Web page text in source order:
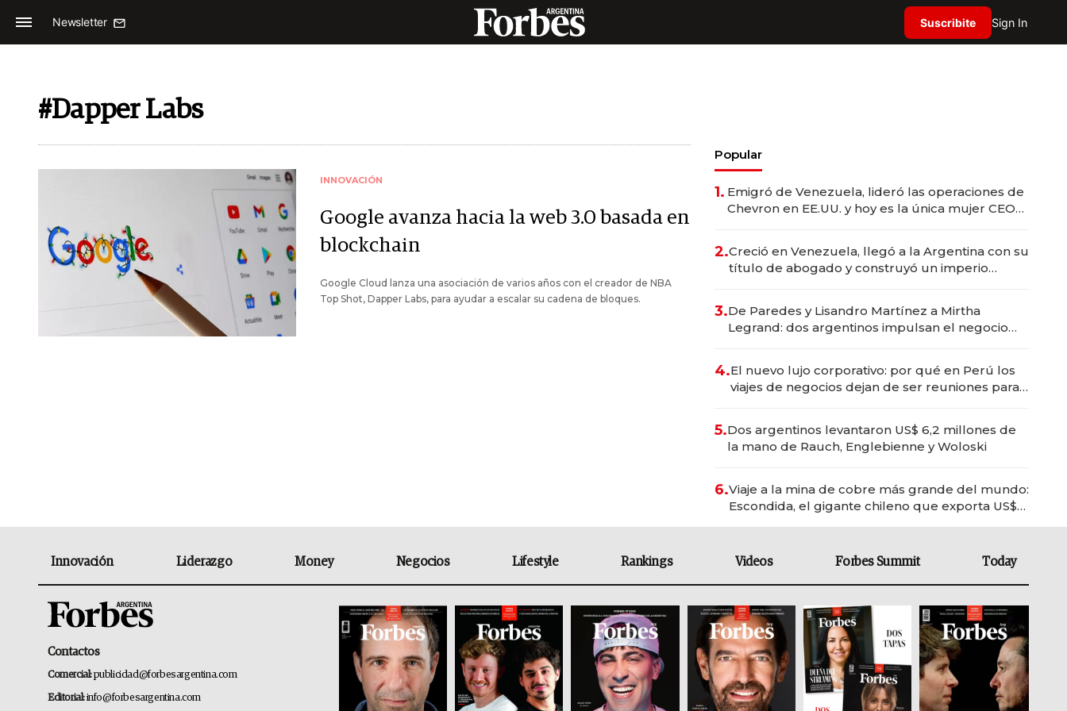
Newsletter Suscribite Sign In
#Dapper Labs
INNOVACIÓN
Google avanza hacia la web 3.0 basada en
blockchain
Google Cloud lanza una asociación de varios años con el creador de NBA
Top Shot, Dapper Labs, para ayudar a escalar su cadena de bloques.
Popular
1. Emigró de Venezuela, lideró las operaciones de
Chevron en EE.UU. y hoy es la única mujer CEO
2.Creció en Venezuela, llegó a la Argentina con su
título de abogado y construyó un imperio
3.De Paredes y Lisandro Martínez a Mirtha
Legrand: dos argentinos impulsan el negocio
4.El nuevo lujo corporativo: por qué en Perú los
viajes de negocios dejan de ser reuniones para
5.Dos argentinos levantaron US$ 6,2 millones de
la mano de Rauch, Englebienne y Woloski
6.Viaje a la mina de cobre más grande del mundo:
Escondida, el gigante chileno que exporta US$
Innovación Liderazgo Money Negocios Lifestyle Rankings Videos Forbes Summit Today
Contactos
Comercial:publicidad@forbesargentina.com
Editorial:info@forbesargentina.com